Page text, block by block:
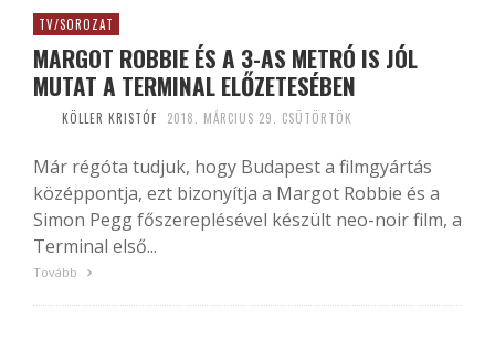
TV/SOROZAT
MARGOT ROBBIE ÉS A 3-AS METRÓ IS JÓL
MUTAT A TERMINAL ELŐZETESÉBEN
KÖLLER KRISTÓF 2018. MÁRCIUS 29. CSÜTÖRTÖK
Már régóta tudjuk, hogy Budapest a filmgyártás
középpontja, ezt bizonyítja a Margot Robbie és a
Simon Pegg főszereplésével készült neo-noir film, a
Terminal első...
Tovább